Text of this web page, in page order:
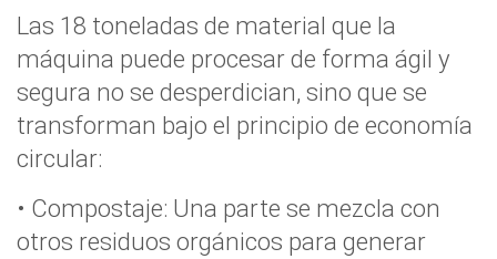
Las 18 toneladas de material que la
máquina puede procesar de forma ágil y
segura no se desperdician, sino que se
transforman bajo el principio de economía
circular:
• Compostaje: Una parte se mezcla con
otros residuos orgánicos para generar